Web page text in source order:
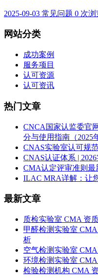
2025-09-03 常见问题 0 次浏
网站分类
成功案例
服务项目
认可资源
认可资讯
热门文章
CNCA国家认监委官
分与使用指南（2025
CNAS实验室认可规
CNAS认证体系 |
CMA认定评审准则最
ILAC MRA详解：让
最新文章
质检实验室 CMA 资
甲醛检测实验室
析
空气检测实验室
环境检测实验室
检验检测机构 CMA